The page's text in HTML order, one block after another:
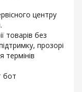
центру
товарів без
прозорі
бот